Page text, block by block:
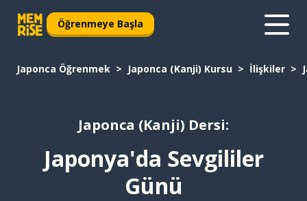
Öğrenmeye Başla
Japonca Öğrenmek Japonca (Kanji) Kursu İlişkiler
Japonca (Kanji) Dersi:
Japonya'da Sevgililer
Günü